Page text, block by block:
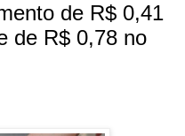
de R$ 0,41
de R$ 0,78 no